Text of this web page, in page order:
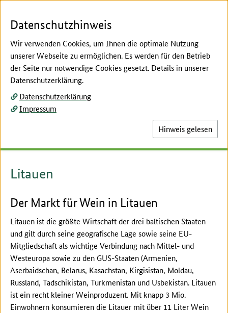
Hier beginnt der Hauptinhalt dieser Seite
Länderberichte und
Litauen
Der Markt für Wein in Litauen
Litauen ist die größte Wirtschaft der drei baltischen Staaten
und gilt durch seine geografische Lage sowie seine EU-
Mitgliedschaft als wichtige Verbindung nach Mittel- und
Westeuropa sowie zu den GUS-Staaten (Armenien,
Aserbaidschan, Belarus, Kasachstan, Kirgisistan, Moldau,
Russland, Tadschikistan, Turkmenistan und Usbekistan. Litauen
ist ein recht kleiner Weinproduzent. Mit knapp 3 Mio.
Einwohnern konsumieren die Litauer mit über 11 Liter Wein
Datenschutzhinweis
Wir verwenden Cookies, um Ihnen die optimale Nutzung
unserer Webseite zu ermöglichen. Es werden für den Betrieb
der Seite nur notwendige Cookies gesetzt. Details in unserer
Datenschutzerklärung.
Datenschutzerklärung
Impressum
Hinweis gelesen